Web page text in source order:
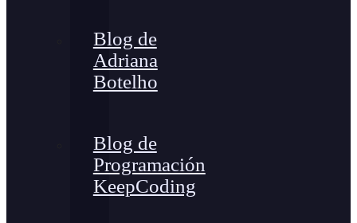
Blog de
Adriana
Botelho
Blog de
Programación
KeepCoding